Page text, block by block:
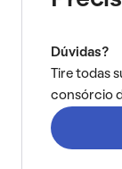
Dúvidas?
Tire todas
consórcio